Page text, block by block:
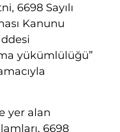
6698 Sayılı
Kanunu
yükümlülüğü”
yer alan
6698